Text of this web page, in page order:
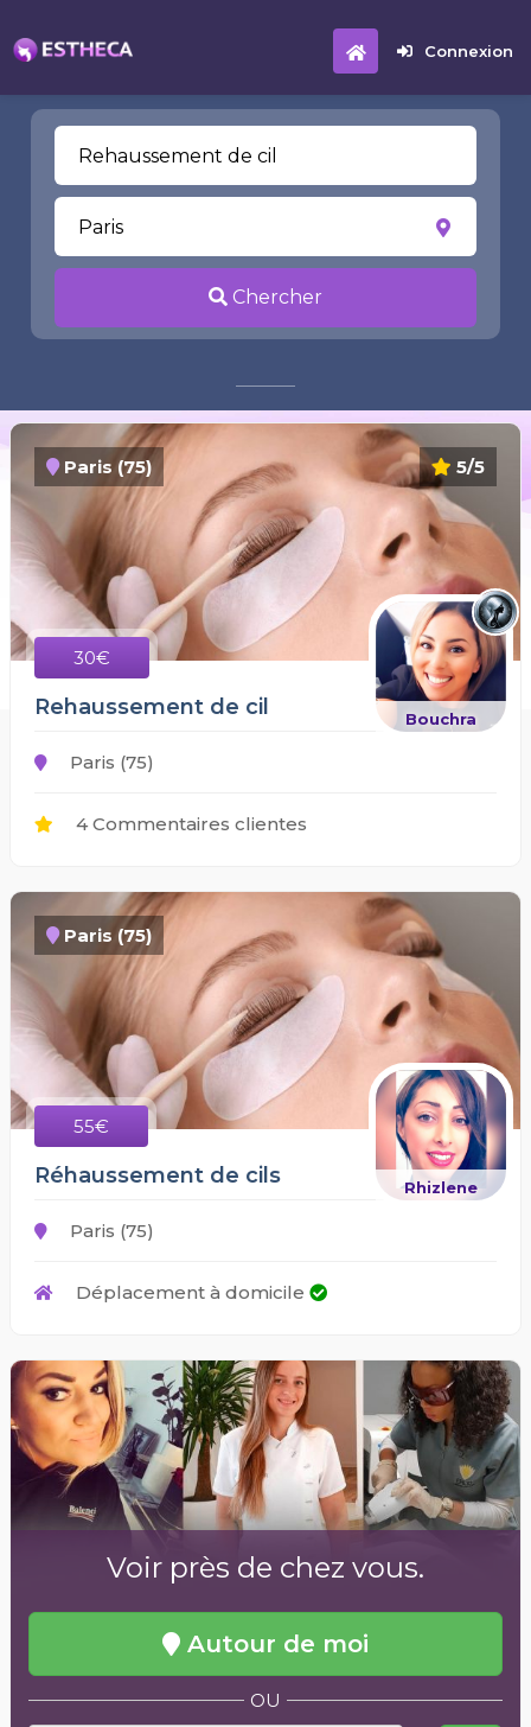
Connexion
Chercher
5/5
Paris (75)
30€
Bouchra
Rehaussement de cil
Paris (75)
4 Commentaires clientes
Paris (75)
55€
Rhizlene
Réhaussement de cils
Paris (75)
Déplacement à domicile
Voir près de chez vous.
Autour de moi
OU